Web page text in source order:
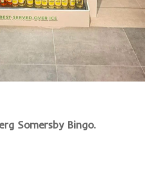
Somersby Bingo.